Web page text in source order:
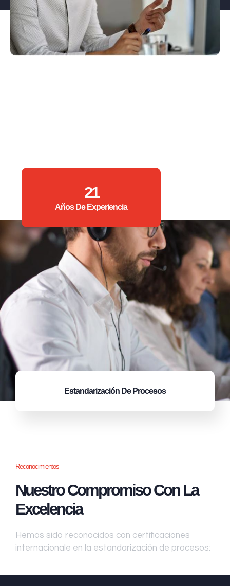
21
Años De Experiencia
Estandarización De Procesos
Reconocimientos
Nuestro Compromiso Con La
Excelencia
Hemos sido reconocidos con certificaciones
internacionale en la estandarización de procesos: